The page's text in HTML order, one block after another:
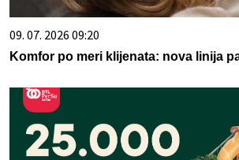
09. 07. 2026 09:20
Komfor po meri klijenata: nova linija